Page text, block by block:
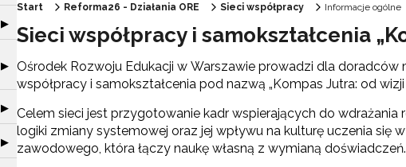
Rozwiń sekcję "Szkolenia przedmiotowe"
▶
Rozwiń sekcję "Szkolenia z kształcenia językowego"
▶
Rozwiń sekcję "Szkolenia specjalistyczne"
▶
Rozwiń sekcję "Konferencje"
▶
Start Reforma26 - Działania ORE Sieci współpracy Informacje ogólne
Sieci współpracy i samokształcenia
Ośrodek Rozwoju Edukacji w Warszawie prowadzi dla
współpracy i samokształcenia pod nazwą „Kompas Jutra: od wizji
Celem sieci jest przygotowanie kadr wspierających do wdrażania
logiki zmiany systemowej oraz jej wpływu na kulturę uczenia się
zawodowego, która łączy naukę własną z wymianą doświadczeń.